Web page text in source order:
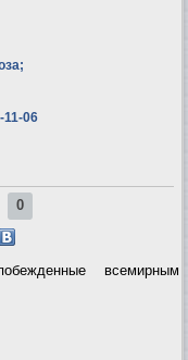
;
11-06
0
всемирным